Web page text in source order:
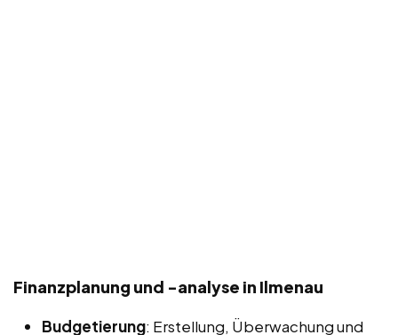
Finanzplanung und -analyse in Ilmenau
Budgetierung: Erstellung, Überwachung und